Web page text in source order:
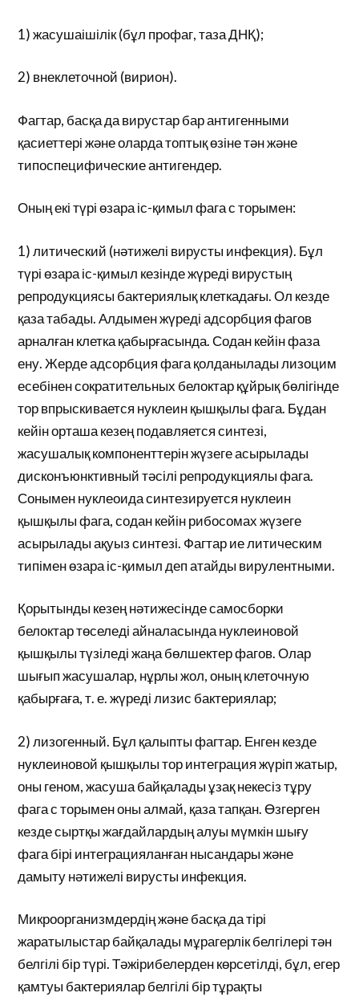
1) жасушаішілік (бұл профаг, таза ДНҚ);
2) внеклеточной (вирион).
Фагтар, басқа да вирустар бар антигенными
қасиеттері және оларда топтық өзіне тән және
типоспецифические антигендер.
Оның екі түрі өзара іс-қимыл фага с торымен:
1) литический (нәтижелі вирусты инфекция). Бұл
түрі өзара іс-қимыл кезінде жүреді вирустың
репродукциясы бактериялық клеткадағы. Ол кезде
қаза табады. Алдымен жүреді адсорбция фагов
арналған клетка қабырғасында. Содан кейін фаза
ену. Жерде адсорбция фага қолданылады лизоцим
есебінен сократительных белоктар құйрық бөлігінде
тор впрыскивается нуклеин қышқылы фага. Бұдан
кейін орташа кезең подавляется синтезі,
жасушалық компоненттерін жүзеге асырылады
дисконъюнктивный тәсілі репродукциялы фага.
Сонымен нуклеоида синтезируется нуклеин
қышқылы фага, содан кейін рибосомах жүзеге
асырылады ақуыз синтезі. Фагтар ие литическим
типімен өзара іс-қимыл деп атайды вирулентными.
Қорытынды кезең нәтижесінде самосборки
белоктар төселеді айналасында нуклеиновой
қышқылы түзіледі жаңа бөлшектер фагов. Олар
шығып жасушалар, нұрлы жол, оның клеточную
қабырғаға, т. е. жүреді лизис бактериялар;
2) лизогенный. Бұл қалыпты фагтар. Енген кезде
нуклеиновой қышқылы тор интеграция жүріп жатыр,
оны геном, жасуша байқалады ұзақ некесіз тұру
фага с торымен оны алмай, қаза тапқан. Өзгерген
кезде сыртқы жағдайлардың алуы мүмкін шығу
фага бірі интеграцияланған нысандары және
дамыту нәтижелі вирусты инфекция.
Микроорганизмдердің және басқа да тірі
жаратылыстар байқалады мұрагерлік белгілері тән
белгілі бір түрі. Тәжірибелерден көрсетілді, бұл, егер
қамтуы бактериялар белгілі бір тұрақты